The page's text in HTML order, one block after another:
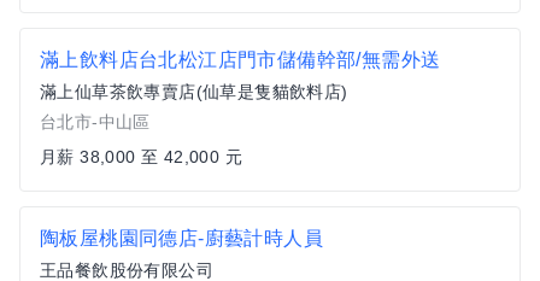
滿上飲料店台北松江店門市儲備幹部/無需外送
滿上仙草茶飲專賣店(仙草是隻貓飲料店)
台北市-中山區
月薪 38,000 至 42,000 元
陶板屋桃園同德店-廚藝計時人員
王品餐飲股份有限公司